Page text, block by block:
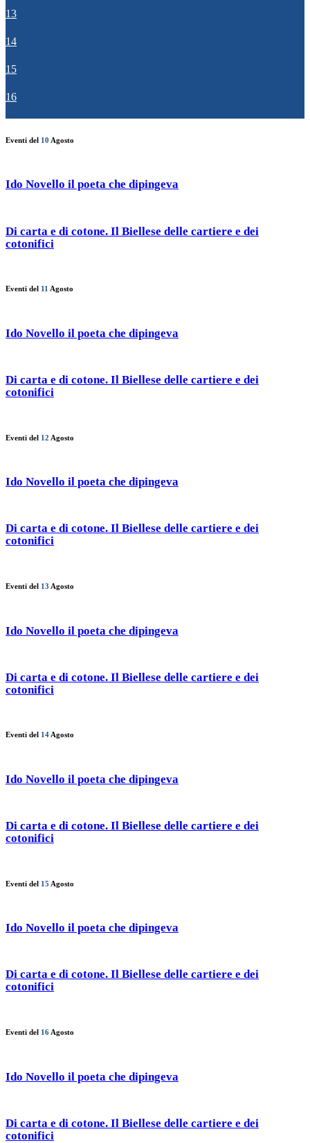
13
14
15
16
Eventi del 10 Agosto
Ido Novello il poeta che dipingeva
Di carta e di cotone. Il Biellese delle cartiere e dei
cotonifici
Eventi del 11 Agosto
Ido Novello il poeta che dipingeva
Di carta e di cotone. Il Biellese delle cartiere e dei
cotonifici
Eventi del 12 Agosto
Ido Novello il poeta che dipingeva
Di carta e di cotone. Il Biellese delle cartiere e dei
cotonifici
Eventi del 13 Agosto
Ido Novello il poeta che dipingeva
Di carta e di cotone. Il Biellese delle cartiere e dei
cotonifici
Eventi del 14 Agosto
Ido Novello il poeta che dipingeva
Di carta e di cotone. Il Biellese delle cartiere e dei
cotonifici
Eventi del 15 Agosto
Ido Novello il poeta che dipingeva
Di carta e di cotone. Il Biellese delle cartiere e dei
cotonifici
Eventi del 16 Agosto
Ido Novello il poeta che dipingeva
Di carta e di cotone. Il Biellese delle cartiere e dei
cotonifici